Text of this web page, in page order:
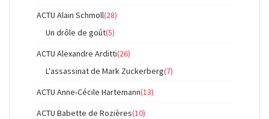
ACTU Alain Schmoll(28)
Un drôle de goût(5)
ACTU Alexandre Arditti(26)
L'assassinat de Mark Zuckerberg(7)
ACTU Anne-Cécile Hartemann(13)
ACTU Babette de Rozières(10)